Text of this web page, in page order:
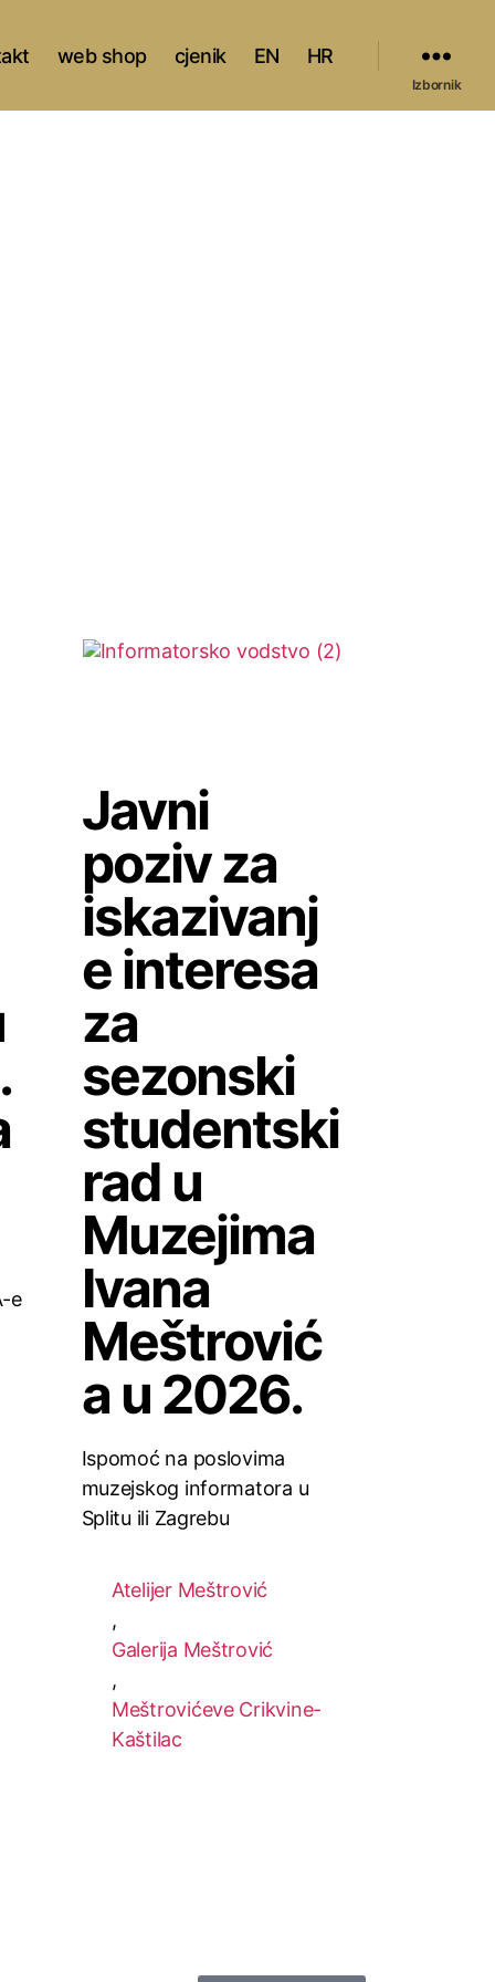
web shop cjenik EN HR
Izbornik
e
Javni
poziv za
iskazivanj
e interesa
za
sezonski
studentski
rad u
Muzejima
Ivana
Meštrović
a u 2026.
Ispomoć na poslovima
muzejskog informatora u
Splitu ili Zagrebu
Atelijer Meštrović
,
Galerija Meštrović
,
Meštrovićeve Crikvine-
Kaštilac